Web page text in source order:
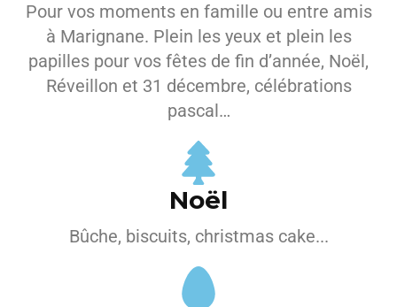
Pour vos moments en famille ou entre amis
à Marignane. Plein les yeux et plein les
papilles pour vos fêtes de fin d’année, Noël,
Réveillon et 31 décembre, célébrations
pascal…
Noël
Bûche, biscuits, christmas cake...